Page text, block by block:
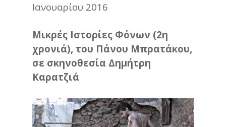
Ιανουαρίου 2016
Μικρές Ιστορίες Φόνων (2η
χρονιά), του Πάνου Μπρατάκου,
σε σκηνοθεσία Δημήτρη
Καρατζιά